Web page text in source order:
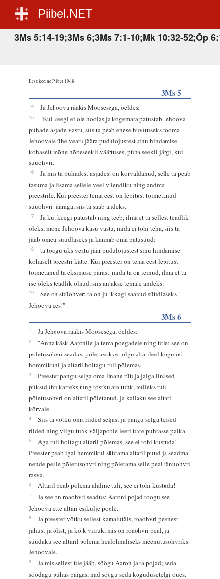
Piibel.NET
3Ms 5:14-19;3Ms 6;3Ms 7:1-10;Mk 10:32-52;Õp
Eestikeelne Piibel 1968
3Ms 5
14 Ja Jehoova rääkis Moosesega, öeldes:
15
"Kui keegi ei ole hoolas ja kogemata patustab Jehoova
pühade asjade vastu, siis ta peab enese hüvituseks tooma
Jehoovale ühe veatu jäära pudulojustest sinu hindamise
kohaselt mõne hõbeseekli väärtuses, püha seekli järgi, kui
süüohvri.
16
Ja mis ta pühadest asjadest on kõrvaldanud, selle ta peab
tasuma ja lisama sellele veel viiendiku ning andma
preestrile. Kui preester tema eest on lepitust toimetanud
süüohvri jääraga, siis ta saab andeks.
17
Ja kui keegi patustab ning teeb, ilma et ta sellest teadlik
oleks, mõne Jehoova käsu vastu, mida ei tohi teha, siis ta
jääb ometi süüdlaseks ja kannab oma patusüüd:
18
ta toogu üks veatu jäär pudulojustest sinu hindamise
kohaselt preestri kätte. Kui preester on tema eest lepitust
toimetanud ta eksimuse pärast, mida ta on teinud, ilma et ta
ise oleks teadlik olnud, siis antakse temale andeks.
19
See on süüohver: ta on ju ikkagi saanud süüdlaseks
Jehoova ees!"
3Ms 6
1 Ja Jehoova rääkis Moosesega, öeldes:
2
"Anna käsk Aaronile ja tema poegadele ning ütle: see on
põletusohvri seadus: põletusohver olgu altarileel kogu öö
hommikuni ja altaril hoitagu tuli põlemas.
3
Preester pangu selga oma linane rüü ja jalga linased
püksid ihu katteks ning tõstku ära tuhk, milleks tuli
põletusohvri on altaril põletanud, ja kallaku see altari
kõrvale.
4
Siis ta võtku oma riided seljast ja pangu selga teised
riided ning viigu tuhk väljapoole leeri ühte puhtasse paika.
5
Aga tuli hoitagu altaril põlemas, see ei tohi kustuda!
Preester peab igal hommikul süütama altaril puud ja seadma
nende peale põletusohvri ning põletama selle peal tänuohvri
rasva.
6 Altaril peab põlema alaline tuli, see ei tohi kustuda!
7
Ja see on roaohvri seadus: Aaroni pojad toogu see
Jehoova ette altari esikülje poole.
8
Ja preester võtku sellest kamalutäis, roaohvri peenest
jahust ja õlist, ja kõik viiruk, mis on roaohvri peal, ja
süüdaku see altaril põlema healõhnaliseks meenutusohvriks
Jehoovale.
9
Ja mis sellest üle jääb, söögu Aaron ja ta pojad; seda
söödagu pühas paigas, nad söögu seda kogudusetelgi õues.